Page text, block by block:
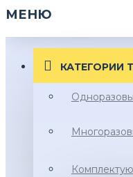
МЕНЮ
КАТЕГОРИИ